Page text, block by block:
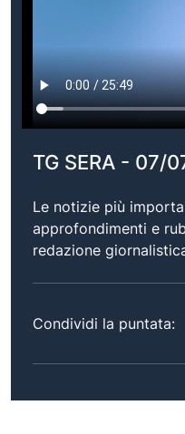
TG SERA - 07/
Le notizie più
approfondimenti e
redazione
Condividi la puntata: